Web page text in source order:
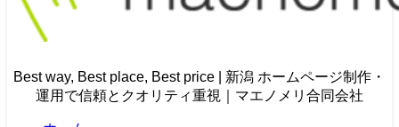
Best way, Best place, Best price | 新潟 ホームページ制作・
運用で信頼とクオリティ重視｜マエノメリ合同会社